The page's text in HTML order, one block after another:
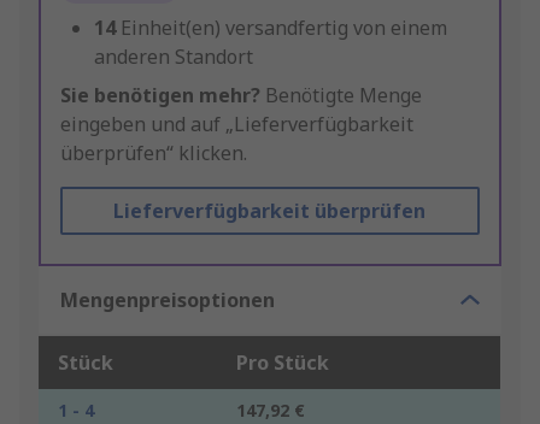
14 Einheit(en) versandfertig von einem
anderen Standort
Sie benötigen mehr? Benötigte Menge
eingeben und auf „Lieferverfügbarkeit
überprüfen“ klicken.
Lieferverfügbarkeit überprüfen
Mengenpreisoptionen
Stück Pro Stück
1 - 4
147,92 €